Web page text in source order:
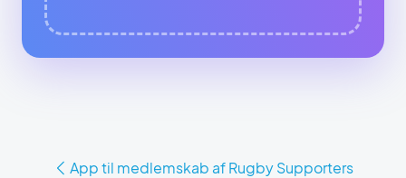
App til medlemskab af Rugby Supporters